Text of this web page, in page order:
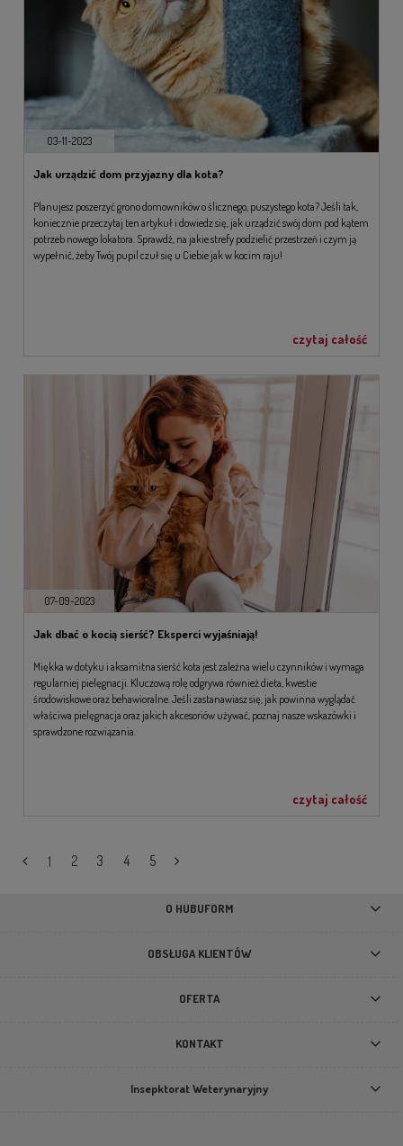
03-11-2023
Jak urządzić dom przyjazny dla kota?
Planujesz poszerzyć grono domowników o ślicznego, puszystego kota? Jeśli tak,
koniecznie przeczytaj ten artykuł i dowiedz się, jak urządzić swój dom pod kątem
potrzeb nowego lokatora. Sprawdź, na jakie strefy podzielić przestrzeń i czym ją
wypełnić, żeby Twój pupil czuł się u Ciebie jak w kocim raju!
czytaj całość
07-09-2023
Jak dbać o kocią sierść? Eksperci wyjaśniają!
Miękka w dotyku i aksamitna sierść kota jest zależna wielu czynników i wymaga
regularniej pielęgnacji. Kluczową rolę odgrywa również dieta, kwestie
środowiskowe oraz behawioralne. Jeśli zastanawiasz się, jak powinna wyglądać
właściwa pielęgnacja oraz jakich akcesoriów używać, poznaj nasze wskazówki i
sprawdzone rozwiązania.
czytaj całość
1 2 3 4 5
O HUBUFORM
OBSŁUGA KLIENTÓW
OFERTA
KONTAKT
Insepktorat Weterynaryjny